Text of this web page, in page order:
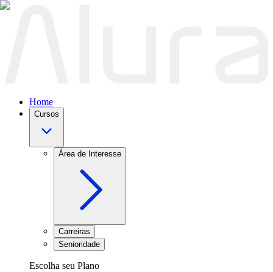
Home
Cursos
Área de Interesse
Carreiras
Senioridade
Escolha seu Plano